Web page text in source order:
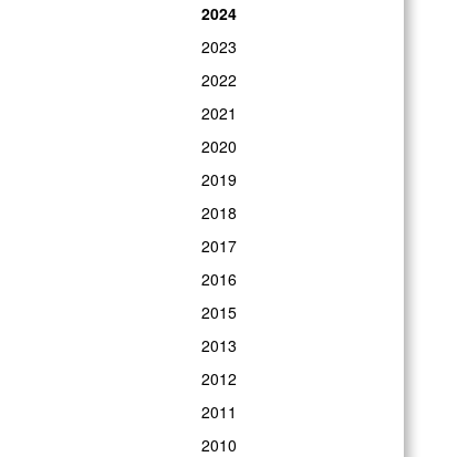
2024
2023
2022
2021
2020
2019
2018
2017
2016
2015
2013
2012
2011
2010